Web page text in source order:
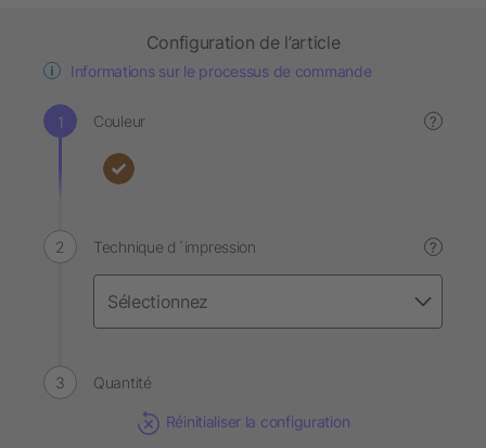
Configuration de l’article
Informations sur le processus de commande
Couleur ?
Technique d´impression ?
Quantité
Réinitialiser la configuration